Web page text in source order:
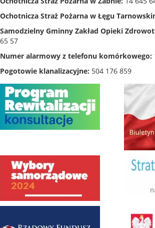
Ochotnicza Straż Pożarna w Łęgu
Samodzielny Gminny Zakład Opieki
65 57
Numer alarmowy z telefonu komórkowego:
Pogotowie klanalizacyjne: 504 176 859